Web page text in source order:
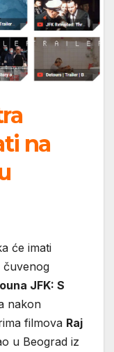
na
će imati
čuvenog
JFK: S
nakon
filmova Raj
u Beograd iz